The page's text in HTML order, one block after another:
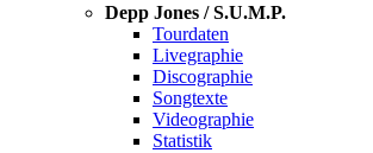
Depp Jones / S.U.M.P.
Tourdaten
Livegraphie
Discographie
Songtexte
Videographie
Statistik